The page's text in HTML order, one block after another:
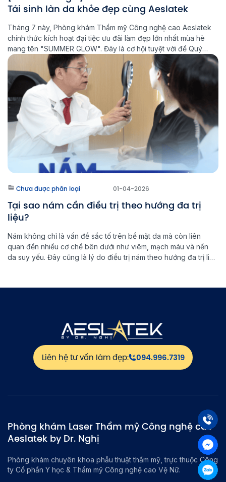
Tái sinh làn da khỏe đẹp cùng Aeslatek
Tháng 7 này, Phòng khám Thẩm mỹ Công nghệ cao Aeslatek
chính thức kích hoạt đại tiệc ưu đãi làm đẹp lớn nhất mùa hè
mang tên "SUMMER GLOW". Đây là cơ hội tuyệt vời để Quý
khách hàng nâng cấp diện mạo, điều trị các bệnh lý về da
chuẩn y khoa bằng công […]
Chưa được phân loại 01-04-2026
Tại sao nám cần điều trị theo hướng đa trị
liệu?
Nám không chỉ là vấn đề sắc tố trên bề mặt da mà còn liên
quan đến nhiều cơ chế bên dưới như viêm, mạch máu và nền
da suy yếu. Đây cũng là lý do điều trị nám theo hướng đa trị liệu
Liên hệ tư vấn làm đẹp: 094.996.7319
Phòng khám Laser Thẩm mỹ Công nghệ cao
Aeslatek by Dr. Nghị
Phòng khám chuyên khoa phẫu thuật thẩm mỹ, trực thuộc Công
ty Cổ phần Y học & Thẩm mỹ Công nghệ cao Vệ Nữ.